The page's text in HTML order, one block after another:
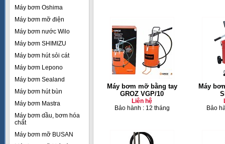
Máy bơm Oshima
Máy bơm mỡ điện
Máy bơm nước Wilo
Máy bơm SHIMIZU
Máy bơm hút sỏi cát
Máy bơm Lepono
Máy bơm Sealand
Máy bơm hút bùn
Máy bơm Mastra
Máy bơm dầu, bơm hóa
chất
Máy bơm mỡ BUSAN
Máy bơm mỡ bằng tay
GROZ VGP/10
Liên hệ
Bảo hành : 12 tháng
Máy
Bảo